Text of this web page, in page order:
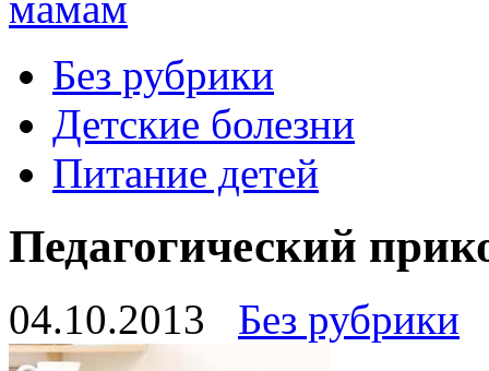
Без рубрики
Детские болезни
Питание детей
Педагогический
04.10.2013 Без рубрики